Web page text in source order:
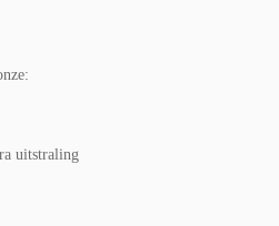
uitstraling